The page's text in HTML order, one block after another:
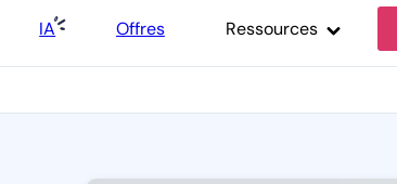
IA Offres Ressources